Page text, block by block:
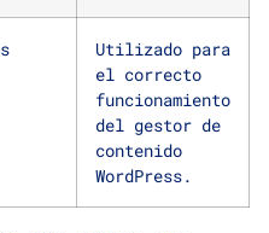
Utilizado para
el correcto
funcionamiento
del gestor de
contenido
WordPress.